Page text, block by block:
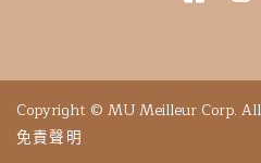
Copyright © MU Meilleur Corp.
免責聲明